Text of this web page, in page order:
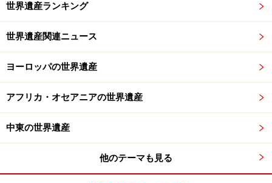
る。
見るものではない。参加して、踊り楽しむものなのだ。
音楽の都サルバドール
コロニアル式の家並みが美しいサルバドールの街並み。上に
世界遺産ランキング
世界遺産関連ニュース
ヨーロッパの世界遺産
アフリカ・オセアニアの世界遺産
中東の世界遺産
他のテーマも見る